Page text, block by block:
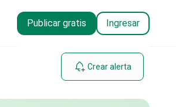
Crear alerta
Publicar gratis Ingresar